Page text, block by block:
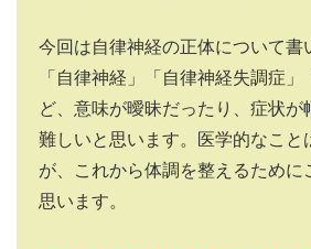
今回は自律神経の正体について書
「自律神経」「自律神経失調症
ど、意味が曖昧だったり、症状が
難しいと思います。医学的なこと
が、これから体調を整えるために
思います。